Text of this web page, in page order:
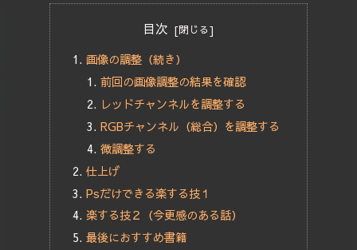
目次
画像の調整（続き）
前回の画像調整の結果を確認
レッドチャンネルを調整する
RGBチャンネル（総合）を調整する
微調整する
仕上げ
Psだけできる楽する技１
楽する技２（今更感のある話）
最後におすすめ書籍